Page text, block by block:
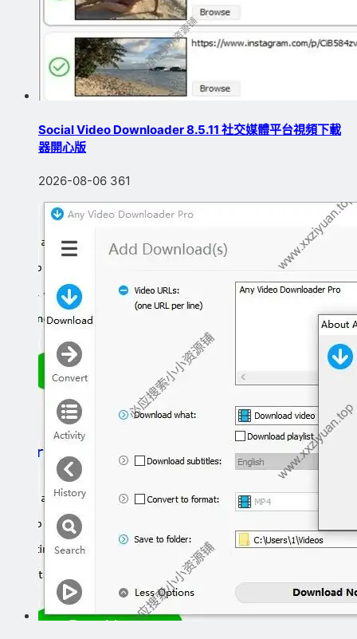
Social Video Downloader 8.5.11 社交媒體平台視頻下載
器開心版
2026-08-06 361